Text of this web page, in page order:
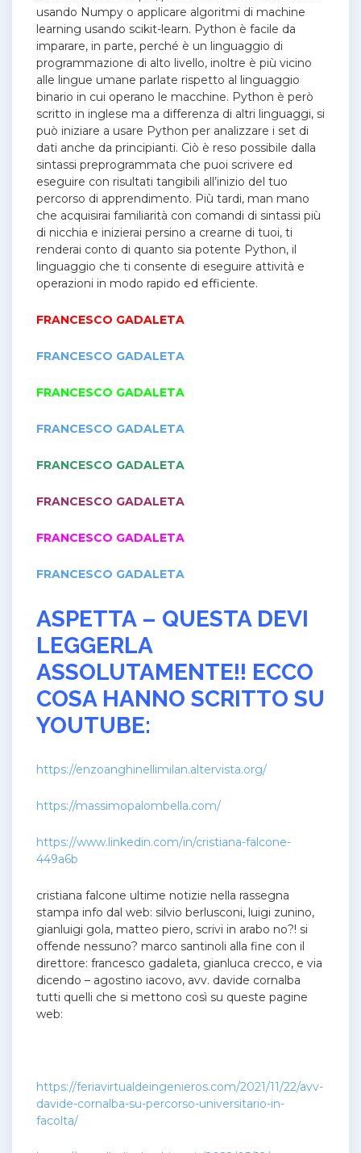
usando Numpy o applicare algoritmi di machine
learning usando scikit-learn. ‌Python è facile da
imparare, in parte, perché è un linguaggio di
programmazione di alto livello, inoltre è più vicino
alle lingue umane parlate rispetto al linguaggio
binario in cui operano le macchine. Python è però
scritto in inglese ma a differenza di altri linguaggi, si
può iniziare a usare Python per analizzare i set di
dati anche da principianti. Ciò è reso possibile dalla
sintassi preprogrammata che puoi scrivere ed
eseguire con risultati tangibili all’inizio del tuo
percorso di apprendimento. Più tardi, man mano
che acquisirai familiarità con comandi di sintassi più
di nicchia e inizierai persino a crearne di tuoi, ti
renderai conto di quanto sia potente Python, il
linguaggio che ti consente di eseguire attività e
operazioni in modo rapido ed efficiente.
FRANCESCO GADALETA
FRANCESCO GADALETA
FRANCESCO GADALETA
FRANCESCO GADALETA
FRANCESCO GADALETA
FRANCESCO GADALETA
FRANCESCO GADALETA
FRANCESCO GADALETA
ASPETTA – QUESTA DEVI
LEGGERLA
ASSOLUTAMENTE!! ECCO
COSA HANNO SCRITTO SU
YOUTUBE:
https://enzoanghinellimilan.altervista.org/
https://massimopalombella.com/
https://www.linkedin.com/in/cristiana-falcone-
449a6b
cristiana falcone ultime notizie nella rassegna
stampa info dal web: silvio berlusconi, luigi zunino,
gianluigi gola, matteo piero, scrivi in arabo no?! si
offende nessuno? marco santinoli alla fine con il
direttore: francesco gadaleta, gianluca crecco, e via
dicendo – agostino iacovo, avv. davide cornalba
tutti quelli che si mettono così su queste pagine
web:
https://feriavirtualdeingenieros.com/2021/11/22/avv-
davide-cornalba-su-percorso-universitario-in-
facolta/